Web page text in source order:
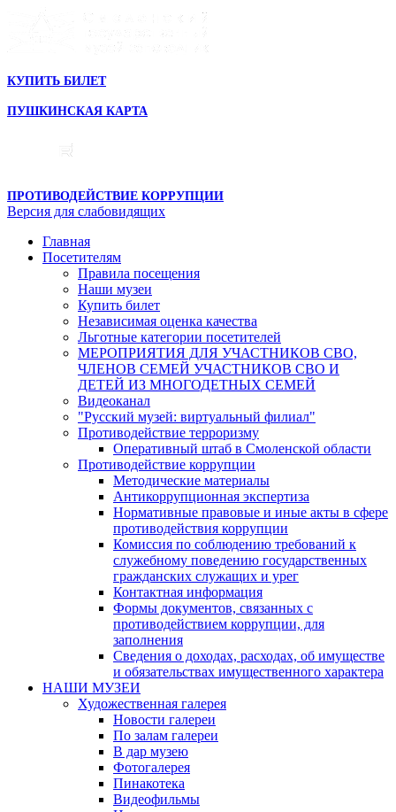
КУПИТЬ БИЛЕТ
ПУШКИНСКАЯ КАРТА
ПРОТИВОДЕЙСТВИЕ КОРРУПЦИИ
Версия для слабовидящих
Главная
Посетителям
Правила посещения
Наши музеи
Купить билет
Независимая оценка качества
Льготные категории посетителей
МЕРОПРИЯТИЯ ДЛЯ УЧАСТНИКОВ СВО,
ЧЛЕНОВ СЕМЕЙ УЧАСТНИКОВ СВО И
ДЕТЕЙ ИЗ МНОГОДЕТНЫХ СЕМЕЙ
Видеоканал
"Русский музей: виртуальный филиал"
Противодействие терроризму
Оперативный штаб в Смоленской области
Противодействие коррупции
Методические материалы
Антикоррупционная экспертиза
Нормативные правовые и иные акты в сфере
противодействия коррупции
Комиссия по соблюдению требований к
служебному поведению государственных
гражданских служащих и урег
Контактная информация
Формы документов, связанных с
противодействием коррупции, для
заполнения
Сведения о доходах, расходах, об имуществе
и обязательствах имущественного характера
НАШИ МУЗЕИ
Художественная галерея
Новости галереи
По залам галереи
В дар музею
Фотогалерея
Пинакотека
Видеофильмы